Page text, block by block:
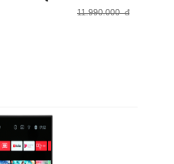
11.990.000 đ